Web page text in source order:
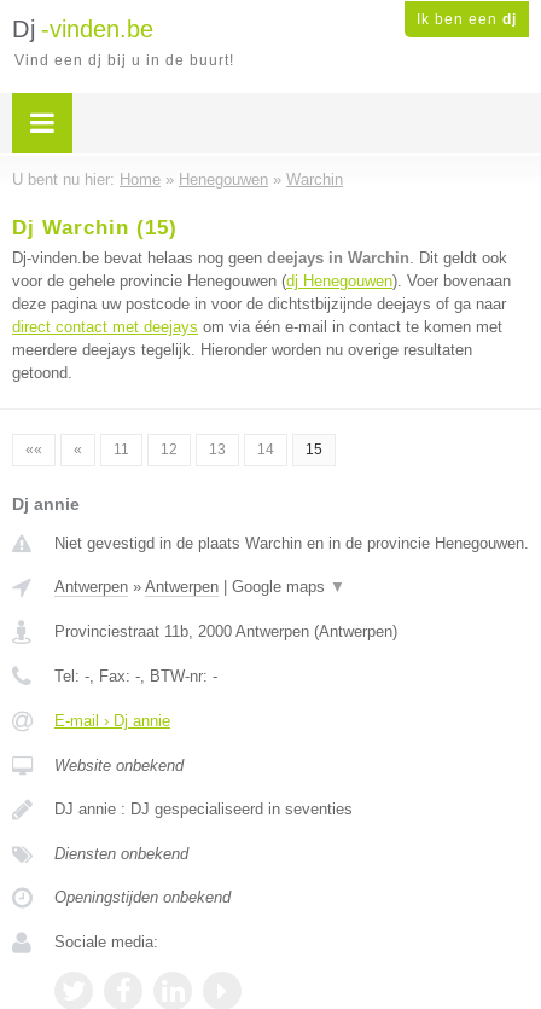
Ik ben een dj
Dj -vinden.be
Vind een dj bij u in de buurt!
U bent nu hier: Home » Henegouwen » Warchin
Dj Warchin (15)
Dj-vinden.be bevat helaas nog geen deejays in Warchin. Dit geldt ook
voor de gehele provincie Henegouwen (dj Henegouwen). Voer bovenaan
deze pagina uw postcode in voor de dichtstbijzijnde deejays of ga naar
direct contact met deejays om via één e-mail in contact te komen met
meerdere deejays tegelijk. Hieronder worden nu overige resultaten
getoond.
«« « 11 12 13 14 15
Dj annie
Niet gevestigd in de plaats Warchin en in de provincie Henegouwen.
Antwerpen » Antwerpen Google maps ▼
Provinciestraat 11b, 2000 Antwerpen (Antwerpen)
Tel: -, Fax: -, BTW-nr: -
E-mail › Dj annie
Website onbekend
DJ annie : DJ gespecialiseerd in seventies
Diensten onbekend
Openingstijden onbekend
Sociale media: